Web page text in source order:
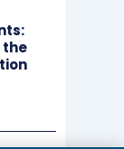
the